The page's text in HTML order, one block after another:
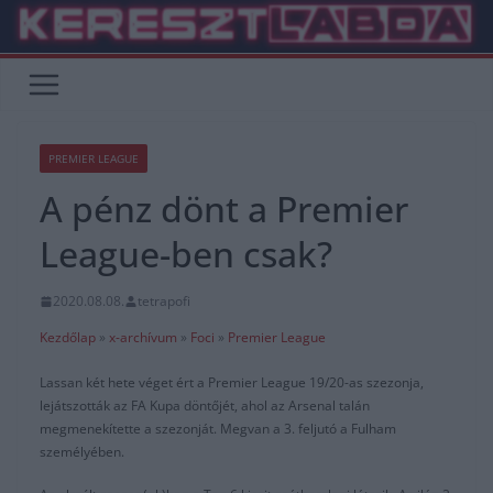
Skip
content
PREMIER LEAGUE
A pénz dönt a Premier
League-ben csak?
2020.08.08.
tetrapofi
Kezdőlap » x-archívum » Foci » Premier League
Lassan két hete véget ért a Premier League 19/20-as szezonja,
lejátszották az FA Kupa döntőjét, ahol az Arsenal talán
megmenekítette a szezonját. Megvan a 3. feljutó a Fulham
személyében.